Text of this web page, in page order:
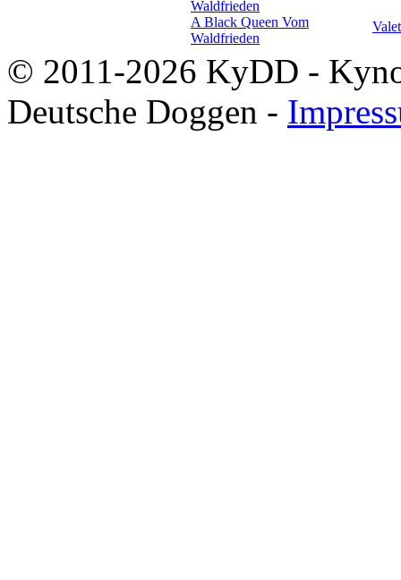
A Black Queen Vom
Waldfrieden
© 2011-2026 KyDD -
Deutsche Doggen -